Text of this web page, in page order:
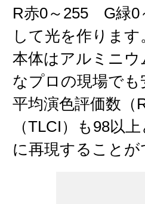
R赤0～255 G緑
して光を作ります
本体はアルミニ
なプロの現場で
平均演色評価数（
（TLCI）も98以
に再現すること